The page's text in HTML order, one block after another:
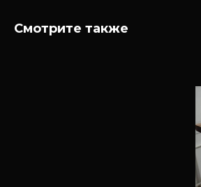
Смотрите также